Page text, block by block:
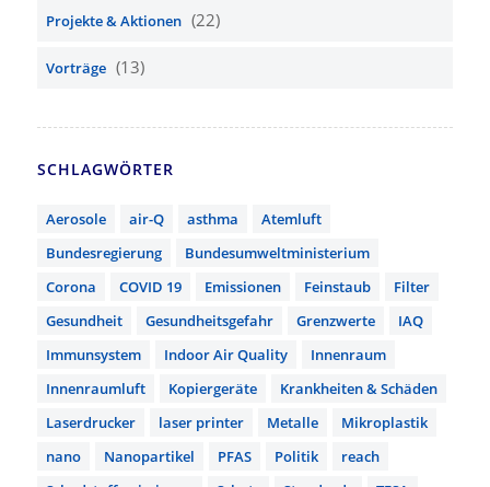
Projekte & Aktionen (22)
Vorträge (13)
SCHLAGWÖRTER
Aerosole air-Q asthma
Atemluft
Bundesregierung
Bundesumweltministerium
Corona
COVID 19 Emissionen Feinstaub
Filter
Gesundheit
Gesundheitsgefahr Grenzwerte
IAQ
Immunsystem
Indoor Air Quality
Innenraum
Innenraumluft
Kopiergeräte
Krankheiten & Schäden
Laserdrucker
laser printer Metalle
Mikroplastik
nano
Nanopartikel PFAS Politik
reach